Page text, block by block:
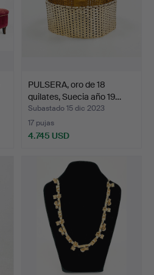
PULSERA, oro de 18
quilates, Suecia año 19…
Subastado 15 dic 2023
17 pujas
4.745 USD